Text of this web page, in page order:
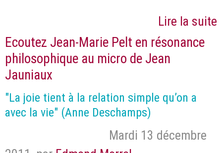
Lire la suite
Ecoutez Jean-Marie Pelt en résonance
philosophique au micro de Jean
Jauniaux
"La joie tient à la relation simple qu’on a
avec la vie" (Anne Deschamps)
Mardi 13 décembre